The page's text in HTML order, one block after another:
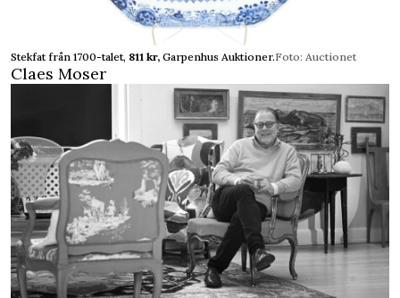
Stekfat från 1700-talet, 811 kr, Garpenhus Auktioner.Foto: Auctionet
Claes Moser